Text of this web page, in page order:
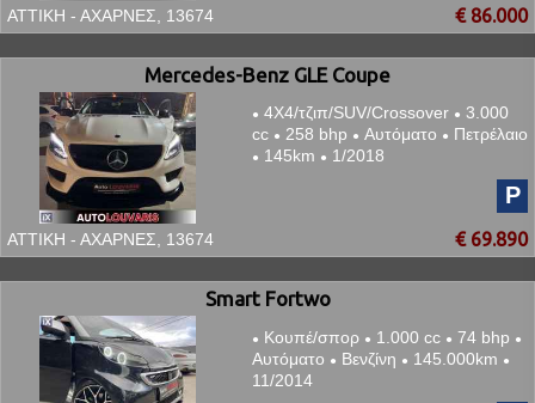
ΑΤΤΙΚΗ - ΑΧΑΡΝΕΣ, 13674 € 86.000
Mercedes-Benz GLE Coupe
● 4Χ4/τζιπ/SUV/Crossover ● 3.000
cc ● 258 bhp ● Αυτόματο ● Πετρέλαιο
● 145km ● 1/2018
P
ΑΤΤΙΚΗ - ΑΧΑΡΝΕΣ, 13674 € 69.890
Smart Fortwo
● Κουπέ/σπορ ● 1.000 cc ● 74 bhp ●
Αυτόματο ● Βενζίνη ● 145.000km ●
11/2014